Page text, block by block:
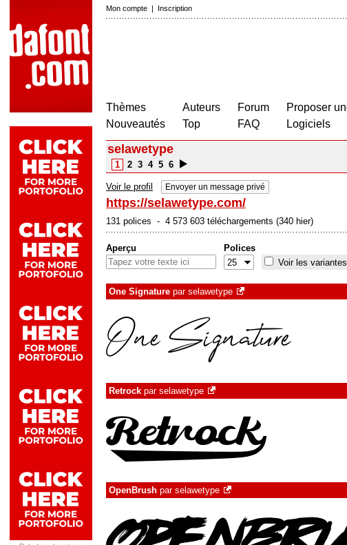
Mon compte | Inscription
Thèmes
Nouveautés
Auteurs
Top
Forum
FAQ
Proposer
Logiciels
selawetype
1 2 3 4 5 6
Voir le profil Envoyer un message privé
https://selawetype.com/
131 polices - 4 573 603 téléchargements (340 hier)
Aperçu
Polices
Voir les variantes
One Signature par selawetype
Retrock par selawetype
OpenBrush par selawetype